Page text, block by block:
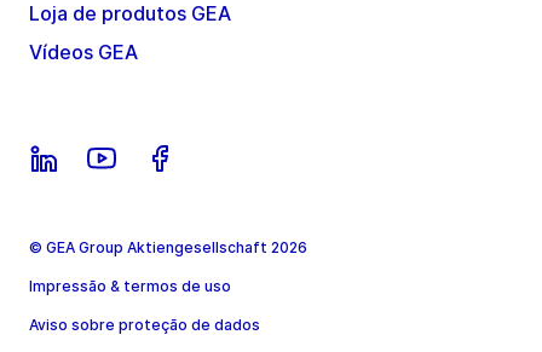
Loja de produtos GEA
Vídeos GEA
© GEA Group Aktiengesellschaft 2026
Impressão & termos de uso
Aviso sobre proteção de dados